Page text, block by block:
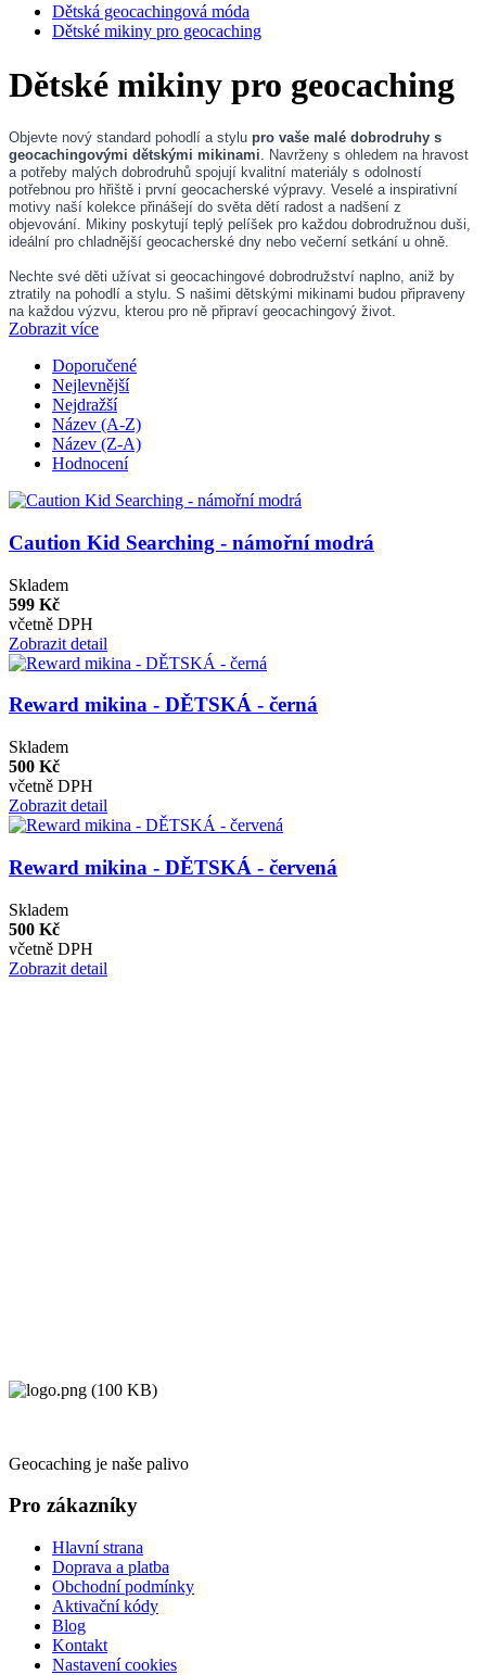
Dětská geocachingová móda
Dětské mikiny pro geocaching
Dětské mikiny pro geocaching
Objevte nový standard pohodlí a stylu pro vaše malé dobrodruhy s
geocachingovými dětskými mikinami. Navrženy s ohledem na hravost
a potřeby malých dobrodruhů spojují kvalitní materiály s odolností
potřebnou pro hřiště i první geocacherské výpravy. Veselé a inspirativní
motivy naší kolekce přinášejí do světa dětí radost a nadšení z
objevování. Mikiny poskytují teplý pelíšek pro každou dobrodružnou duši,
ideální pro chladnější geocacherské dny nebo večerní setkání u ohně.
Nechte své děti užívat si geocachingové dobrodružství naplno, aniž by
ztratily na pohodlí a stylu. S našimi dětskými mikinami budou připraveny
na každou výzvu, kterou pro ně připraví geocachingový život.
Zobrazit více
Doporučené
Nejlevnější
Nejdražší
Název (A-Z)
Název (Z-A)
Hodnocení
Caution Kid Searching - námořní modrá
Skladem
599 Kč
včetně DPH
Zobrazit detail
Reward mikina - DĚTSKÁ - černá
Skladem
500 Kč
včetně DPH
Zobrazit detail
Reward mikina - DĚTSKÁ - červená
Skladem
500 Kč
včetně DPH
Zobrazit detail
Geocaching je naše palivo
Pro zákazníky
Hlavní strana
Doprava a platba
Obchodní podmínky
Aktivační kódy
Blog
Kontakt
Nastavení cookies